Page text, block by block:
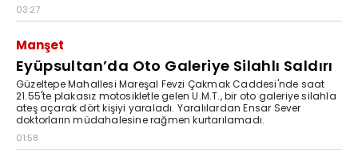
03:27
Manşet
Eyüpsultan’da Oto Galeriye Silahlı Saldırı
Güzeltepe Mahallesi Mareşal Fevzi Çakmak Caddesi'nde saat
21.55'te plakasız motosikletle gelen U.M.T., bir oto galeriye silahla
ateş açarak dört kişiyi yaraladı. Yaralılardan Ensar Sever
doktorların müdahalesine rağmen kurtarılamadı.
01:58